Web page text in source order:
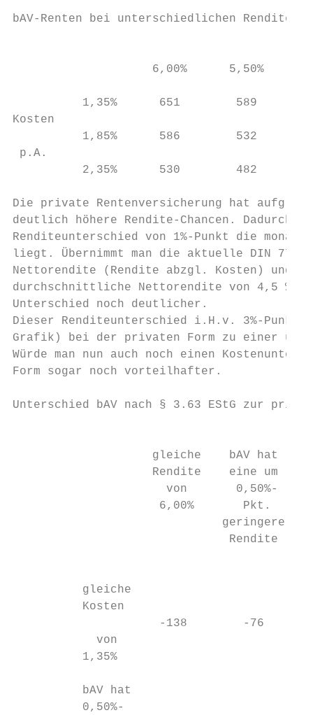
bAV-Renten bei unterschiedlichen Renditen-
6,00%      5,50%
1,35%      651        589
Kosten
1,85%      586        532
p.A.
2,35%      530        482
Die private Rentenversicherung hat
deutlich höhere Rendite-Chancen. Dadurch
Renditeunterschied von 1%-Punkt die
liegt. Übernimmt man die aktuelle DIN
Nettorendite (Rendite abzgl. Kosten) und
durchschnittliche Nettorendite von 4,5 %
Unterschied noch deutlicher.
Dieser Renditeunterschied i.H.v. 3%-
Grafik) bei der privaten Form zu einer um
Würde man nun auch noch einen
Form sogar noch vorteilhafter.
Unterschied bAV nach § 3.63 EStG zur
gleiche    bAV hat
Rendite    eine um
von       0,50%-
6,00%       Pkt.
geringere
Rendite
          gleiche
          Kosten
-138        -76
            von
          1,35%
          bAV hat
          0,50%-